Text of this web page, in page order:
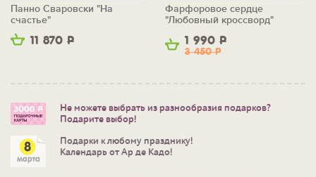
11 870 Р
Панно Сваровски "На
счастье"
1 990 Р
3 450Р
Фарфоровое сердце
"Любовный кроссворд"
Не можете выбрать из разнообразия подарков?
Подарите выбор!
Подарки к любому празднику!
Календарь от Ар де Кадо!